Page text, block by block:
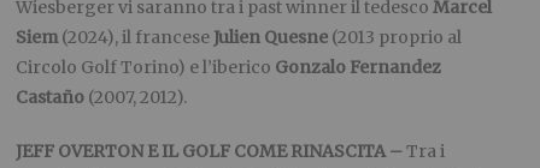
Wiesberger vi saranno tra i past winner il tedescoMarcel
Siem(2024), il francese Julien Quesne (2013 proprio al
Circolo Golf Torino) e l’iberico Gonzalo Fernandez
Castaño (2007, 2012).
JEFF OVERTON E IL GOLF COME RINASCITA –Tra i